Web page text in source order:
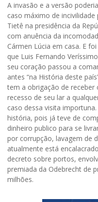
A invasão e a versão
caso máximo de
Tietê na presidência da
com anuência da
Cármen Lúcia em casa. E
que Luis Fernando
seu coração passou a
antes “na História deste
tem a obrigação de receber
recesso de seu lar a
caso dessa visita
história, pois já teve de
dinheiro publico para se
por corrupção, lavagem de
atualmente está
decreto sobre portos,
premiada da Odebrecht de
milhões.